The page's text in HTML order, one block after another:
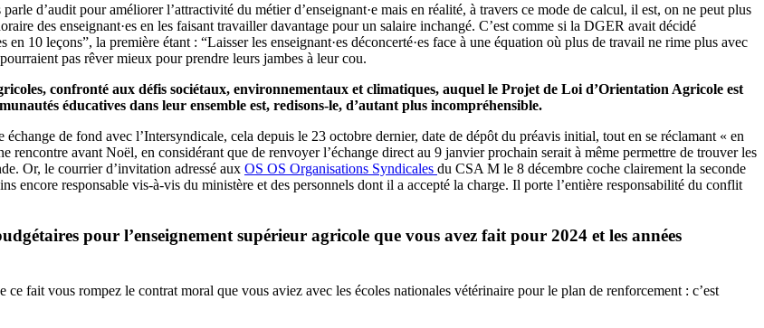
d’audit pour améliorer l’attractivité du métier d’enseignant·e mais en réalité, à travers ce mode de calcul, il est, on ne peut plus
des enseignant·es en les faisant travailler davantage pour un salaire inchangé. C’est comme si la DGER avait décidé
10 leçons”, la première étant : “Laisser les enseignant·es déconcerté·es face à une équation où plus de travail ne rime plus avec
pas rêver mieux pour prendre leurs jambes à leur cou.
confronté aux défis sociétaux, environnementaux et climatiques, auquel le Projet de Loi d’Orientation Agricole est
éducatives dans leur ensemble est, redisons-le, d’autant plus incompréhensible.
de fond avec l’Intersyndicale, cela depuis le 23 octobre dernier, date de dépôt du préavis initial, tout en se réclamant « en
rencontre avant Noël, en considérant que de renvoyer l’échange direct au 9 janvier prochain serait à même permettre de trouver les
Or, le courrier d’invitation adressé aux OS OS Organisations Syndicales du CSA M le 8 décembre coche clairement la seconde
encore responsable vis-à-vis du ministère et des personnels dont il a accepté la charge. Il porte l’entière responsabilité du conflit
pour l’enseignement supérieur agricole que vous avez fait pour 2024 et les années
fait vous rompez le contrat moral que vous aviez avec les écoles nationales vétérinaire pour le plan de renforcement : c’est